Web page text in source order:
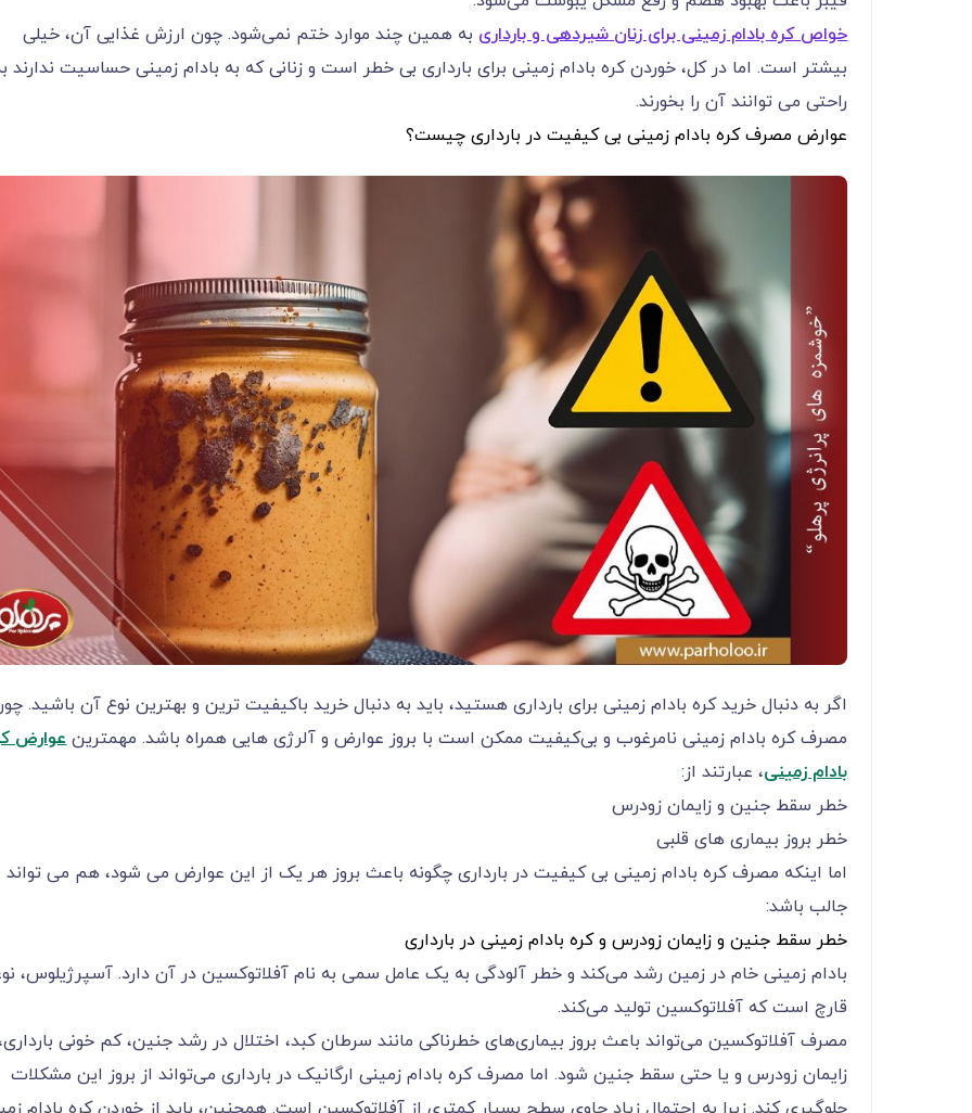
خواص کره بادام زمینی برای زنان شیردهی و بارداری به همین چند موارد ختم نمی‌‌‌‌‌‌‌‌‌‌‌‌شود. چون ارزش غذایی آن، خیلی
بیشتر است. اما در کل، خوردن کره بادام زمینی برای بارداری بی خطر است و زنانی که به بادام زمینی حساسیت ندارند
راحتی می توانند آن را بخورند.
عوارض مصرف کره بادام زمینی بی کیفیت در بارداری چیست؟
اگر به دنبال خرید کره بادام زمینی برای بارداری هستید، باید به دنبال خرید باکیفیت ترین و بهترین نوع آن باشید.
مصرف کره بادام زمینی نامرغوب و بی‌کیفیت ممکن است با بروز عوارض و آلرژی هایی همراه باشد. مهمترینعوارض
بادام زمینی، عبارتند از:
خطر سقط جنین و زایمان زودرس
خطر بروز بیماری های قلبی
اما اینکه مصرف کره بادام زمینی بی کیفیت در بارداری چگونه باعث بروز هر یک از این عوارض می شود، هم می تواند
جالب باشد:
خطر سقط جنین و زایمان زودرس و کره بادام زمینی در بارداری
بادام زمینی خام در زمین رشد می‌‌‌‌‌‌‌‌‌‌‌‌کند و خطر آلودگی به یک عامل سمی ‌‌‌‌‌‌‌‌‌‌‌‌به نام آفلاتوکسین در آن دارد. آسپرژیلوس،
قارچ است که آفلاتوکسین تولید می‌‌‌‌‌‌‌‌‌‌‌‌کند.
مصرف آفلاتوکسین می‌‌‌‌‌‌‌‌‌‌‌‌تواند باعث بروز بیماری‌های خطرناکی مانند سرطان کبد، اختلال در رشد جنین، کم خونی
زایمان زودرس و یا حتی سقط جنین شود. اما مصرف کره بادام زمینی ارگانیک در بارداری می‌‌‌‌‌‌‌‌‌‌‌‌تواند از بروز این مشکلات